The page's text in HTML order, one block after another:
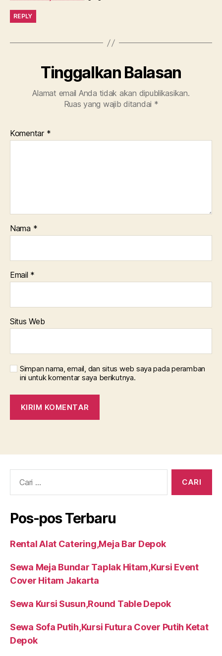
REPLY
Tinggalkan Balasan
Alamat email Anda tidak akan dipublikasikan.
Ruas yang wajib ditandai *
Komentar *
Nama *
Email *
Situs Web
Simpan nama, email, dan situs web saya pada peramban
ini untuk komentar saya berikutnya.
Pos-pos Terbaru
Rental Alat Catering,Meja Bar Depok
Sewa Meja Bundar Taplak Hitam,Kursi Event
Cover Hitam Jakarta
Sewa Kursi Susun,Round Table Depok
Sewa Sofa Putih,Kursi Futura Cover Putih Ketat
Depok